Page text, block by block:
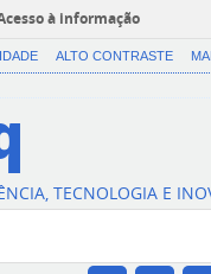
à informação
ALTO CONTRASTE
TECNOLOGIA E